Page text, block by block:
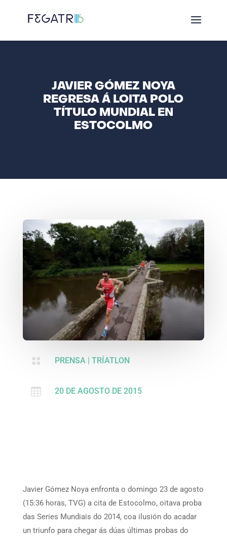
JAVIER GÓMEZ NOYA
REGRESA Á LOITA POLO
TÍTULO MUNDIAL EN
ESTOCOLMO
 PRENSA| TRÍATLON
 20 DE AGOSTO DE 2015
Javier Gómez Noya enfronta o domingo 23 de agosto
(15:36 horas, TVG) a cita de Estocolmo, oitava proba
das Series Mundiais do 2014, coa ilusión do acadar
un triunfo para chegar ás dúas últimas probas do